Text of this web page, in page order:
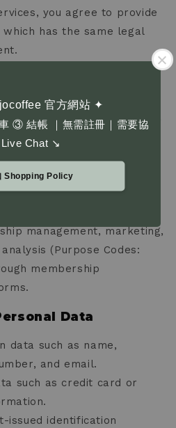
官方網站 ✦
③ 結帳 ｜無需註冊｜需要協
Live Chat ↘
Shopping Policy
you agree to provide
has the same legal
諦羅斯特有限公司
no.: 53367012). In
of Taiwan’s Personal Data
inform you of the
of Collection
for customer
management, marketing,
(Purpose Codes:
membership
Data
data such as name,
and email.
such as credit card or
issued identification